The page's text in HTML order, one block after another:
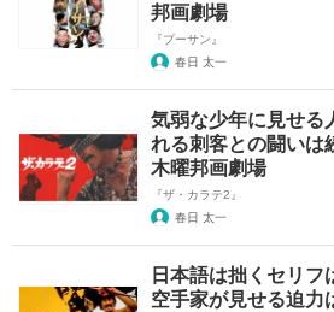
邦画劇場
『プーサン』
春日 太一
気弱な少年に見せる
れる刺客との闘い
木曜邦画劇場
『ザ・カラテ2』
春日 太一
日本語は拙くセリ
空手家が見せる迫